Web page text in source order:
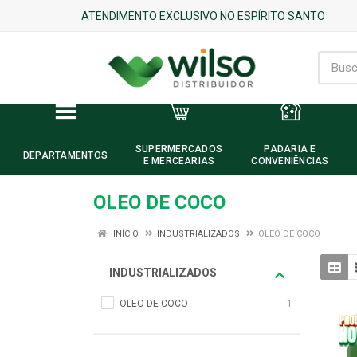
ATENDIMENTO EXCLUSIVO NO ESPÍRITO SANTO
DEPARTAMENTOS
SUPERMERCADOS
E MERCEARIAS
PADARIA E
CONVENIÊNCIAS
OLEO DE COCO
INÍCIO INDUSTRIALIZADOS OLEO DE COCO
INDUSTRIALIZADOS
OLEO DE COCO 1